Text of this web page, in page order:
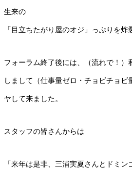
生来の
「目立ちたがり屋のオジ」っぷりを炸
フォーラム終了後には、（流れで！）
しまして（仕事量ゼロ・チョビチョビ
ヤして来ました。
スタッフの皆さんからは
「来年は是非、三浦実夏さんとドミン